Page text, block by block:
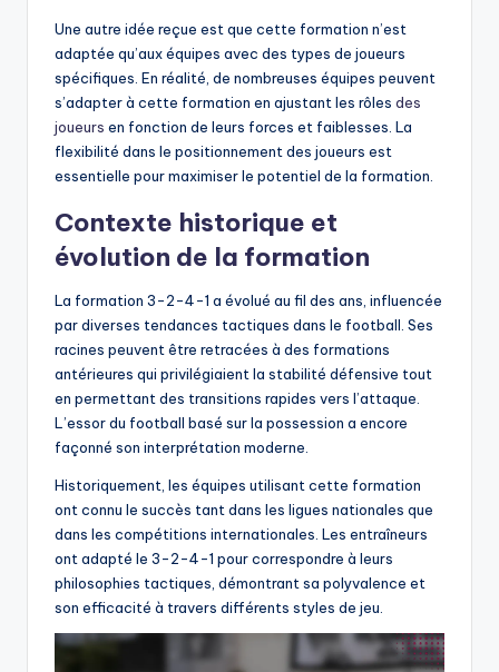
Une autre idée reçue est que cette formation n’est
adaptée qu’aux équipes avec des types de joueurs
spécifiques. En réalité, de nombreuses équipes peuvent
s’adapter à cette formation en ajustant les rôles des
joueurs en fonction de leurs forces et faiblesses. La
flexibilité dans le positionnement des joueurs est
essentielle pour maximiser le potentiel de la formation.
Contexte historique et
évolution de la formation
La formation 3-2-4-1 a évolué au fil des ans, influencée
par diverses tendances tactiques dans le football. Ses
racines peuvent être retracées à des formations
antérieures qui privilégiaient la stabilité défensive tout
en permettant des transitions rapides vers l’attaque.
L’essor du football basé sur la possession a encore
façonné son interprétation moderne.
Historiquement, les équipes utilisant cette formation
ont connu le succès tant dans les ligues nationales que
dans les compétitions internationales. Les entraîneurs
ont adapté le 3-2-4-1 pour correspondre à leurs
philosophies tactiques, démontrant sa polyvalence et
son efficacité à travers différents styles de jeu.